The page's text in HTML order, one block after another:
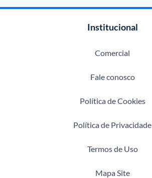
Institucional
Comercial
Fale conosco
Política de Cookies
Política de Privacidade
Termos de Uso
Mapa Site